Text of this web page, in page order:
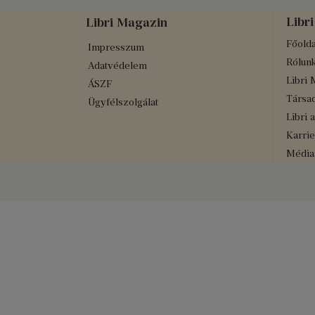
Libri Magazin
Impresszum
Adatvédelem
ÁSZF
Ügyfélszolgálat
Libri
Libri
Libri